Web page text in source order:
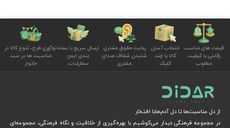
قیمت های مناسب
رقابتی با کیفیت
مطلوب
انتخاب آسان
کالا با چند
کلیک
رعایت حقوق مشتری
شنیدن شفاف صدای
مشتری
ارسال سریع با بسته
بندی ایمن
سفارشات
نوآوری طرح، تنوع کالا در
مناسبت ها در سبد
خانوار
از دل مناسبت‌ها تا دل آدم‌هابا افتخار
در مجموعه فرهنگی دیدار می‌کوشیم با بهره‌گیری از خلاقیت و نگاه فرهنگی، مجموعه‌ای